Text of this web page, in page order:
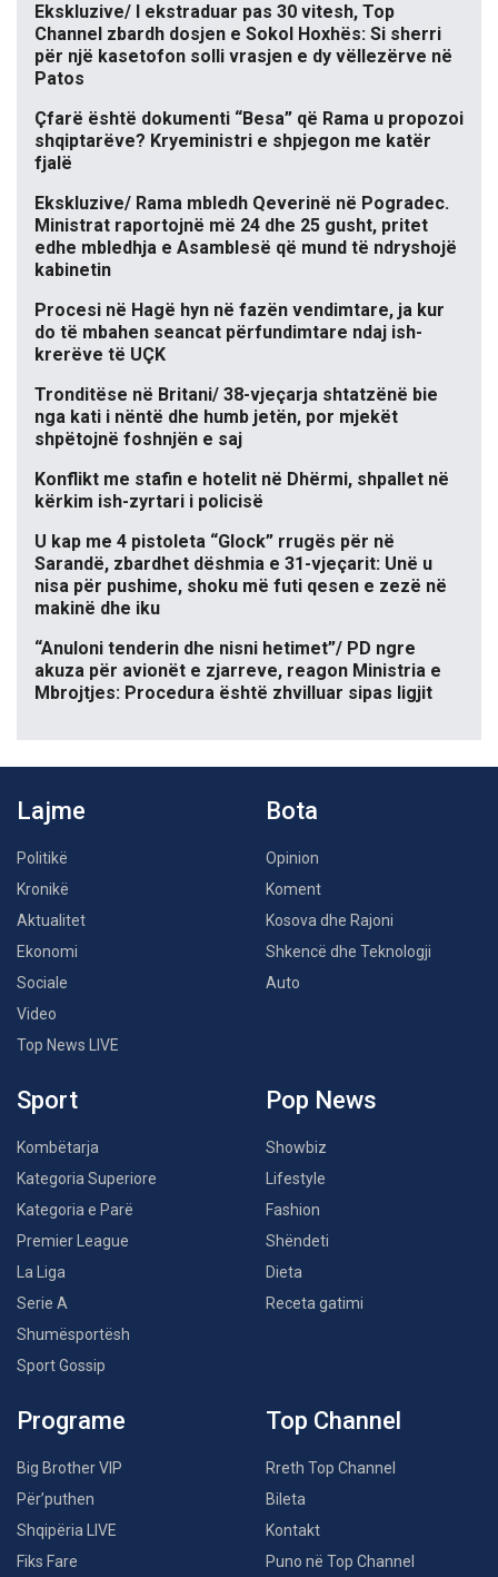
Ekskluzive/ I ekstraduar pas 30 vitesh, Top
Channel zbardh dosjen e Sokol Hoxhës: Si sherri
për një kasetofon solli vrasjen e dy vëllezërve në
Patos
Çfarë është dokumenti “Besa” që Rama u propozoi
shqiptarëve? Kryeministri e shpjegon me katër
fjalë
Ekskluzive/ Rama mbledh Qeverinë në Pogradec.
Ministrat raportojnë më 24 dhe 25 gusht, pritet
edhe mbledhja e Asamblesë që mund të ndryshojë
kabinetin
Procesi në Hagë hyn në fazën vendimtare, ja kur
do të mbahen seancat përfundimtare ndaj ish-
krerëve të UÇK
Tronditëse në Britani/ 38-vjeçarja shtatzënë bie
nga kati i nëntë dhe humb jetën, por mjekët
shpëtojnë foshnjën e saj
Konflikt me stafin e hotelit në Dhërmi, shpallet në
kërkim ish-zyrtari i policisë
U kap me 4 pistoleta “Glock” rrugës për në
Sarandë, zbardhet dëshmia e 31-vjeçarit: Unë u
nisa për pushime, shoku më futi qesen e zezë në
makinë dhe iku
“Anuloni tenderin dhe nisni hetimet”/ PD ngre
akuza për avionët e zjarreve, reagon Ministria e
Mbrojtjes: Procedura është zhvilluar sipas ligjit
Lajme
Politikë
Kronikë
Aktualitet
Ekonomi
Sociale
Video
Top News LIVE
Bota
Opinion
Koment
Kosova dhe Rajoni
Shkencë dhe Teknologji
Auto
Sport
Kombëtarja
Kategoria Superiore
Kategoria e Parë
Premier League
La Liga
Serie A
Shumësportësh
Sport Gossip
Pop News
Showbiz
Lifestyle
Fashion
Shëndeti
Dieta
Receta gatimi
Programe
Big Brother VIP
Për’puthen
Shqipëria LIVE
Fiks Fare
Top Channel
Rreth Top Channel
Bileta
Kontakt
Puno në Top Channel